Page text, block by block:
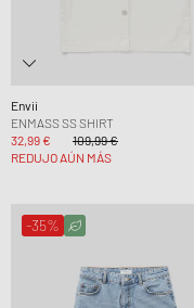
Envii
ENMASS SS SHIRT
32,99 €
109,99 €
REDUJO AÚN MÁS
-35%